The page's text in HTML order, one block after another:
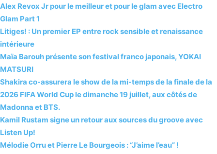
Alex Revox Jr pour le meilleur et pour le glam avec Electro
Glam Part 1
Litiges! : Un premier EP entre rock sensible et renaissance
intérieure
Maïa Barouh présente son festival franco japonais, YOKAI
MATSURI
Shakira co-assurera le show de la mi-temps de la finale de la
2026 FIFA World Cup le dimanche 19 juillet, aux côtés de
Madonna et BTS.
Kamil Rustam signe un retour aux sources du groove avec
Listen Up!
Mélodie Orru et Pierre Le Bourgeois : “J’aime l’eau” !